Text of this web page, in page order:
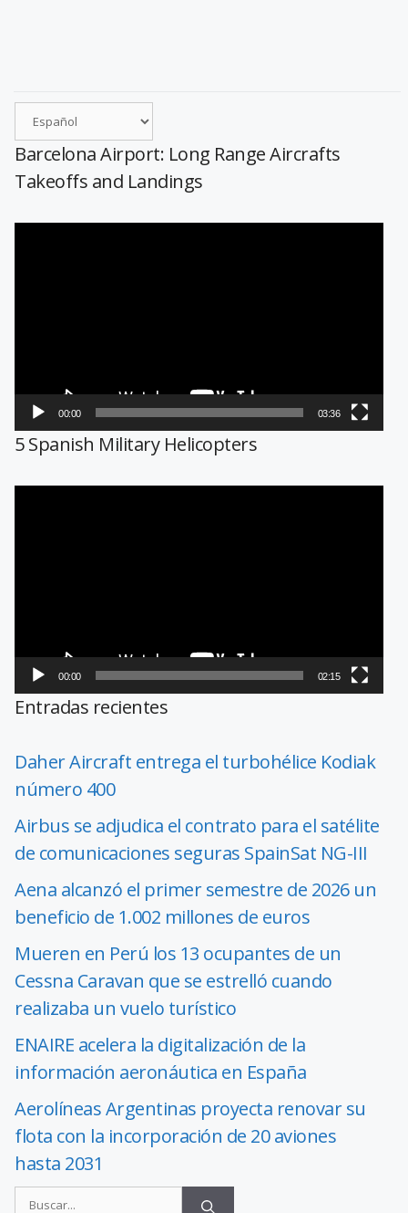
Barcelona Airport: Long Range Aircrafts
Takeoffs and Landings
00:00 03:36
5 Spanish Military Helicopters
00:00 02:15
Entradas recientes
Daher Aircraft entrega el turbohélice Kodiak
número 400
Airbus se adjudica el contrato para el satélite
de comunicaciones seguras SpainSat NG-III
Aena alcanzó el primer semestre de 2026 un
beneficio de 1.002 millones de euros
Mueren en Perú los 13 ocupantes de un
Cessna Caravan que se estrelló cuando
realizaba un vuelo turístico
ENAIRE acelera la digitalización de la
información aeronáutica en España
Aerolíneas Argentinas proyecta renovar su
flota con la incorporación de 20 aviones
hasta 2031